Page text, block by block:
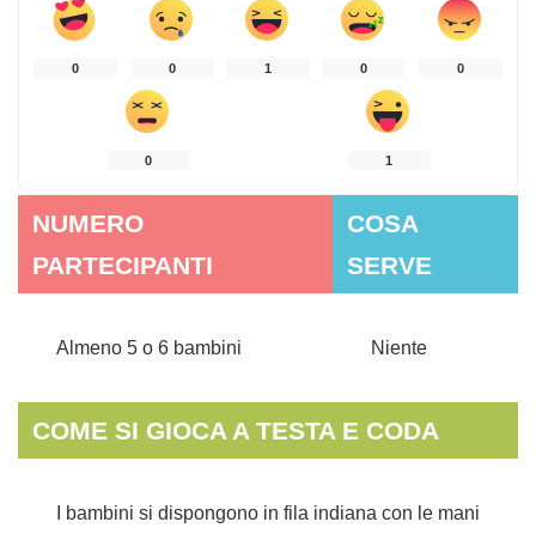
0 0 1 0 0
0 1
NUMERO
PARTECIPANTI
Almeno 5 o 6 bambini
COSA
SERVE
Niente
COME SI GIOCA A TESTA E CODA
I bambini si dispongono in fila indiana con le mani